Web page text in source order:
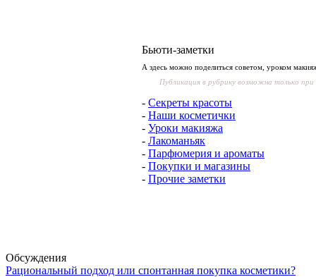
Бьюти-заметки
А здесь можно поделиться советом, уроком
Публикация в рубрику возможна только при
- Секреты красоты
- Наши косметички
- Уроки макияжа
- Лакоманьяк
- Парфюмерия и ароматы
- Покупки и магазины
- Прочие заметки
Обсуждения
Рациональный подход или спонтанная покупка косметики?